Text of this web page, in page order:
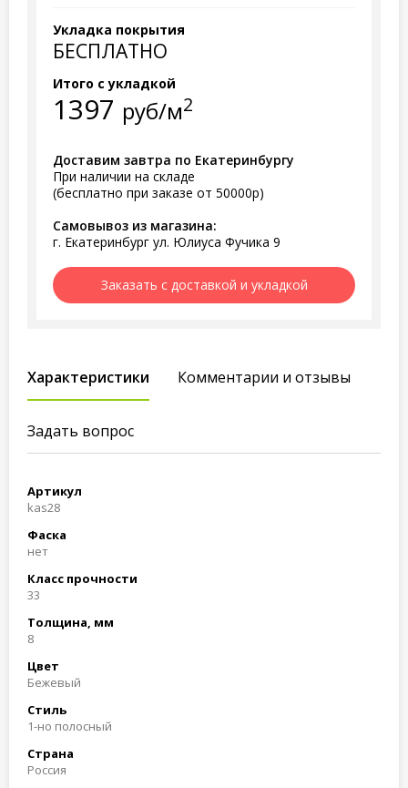
Укладка покрытия
БЕСПЛАТНО
Итого с укладкой
1397 руб/м2
Доставим завтра по Екатеринбургу
При наличии на складе
(бесплатно при заказе от 50000р)
Самовывоз из магазина:
г. Екатеринбург ул. Юлиуса Фучика 9
Заказать с доставкой и укладкой
Характеристики Комментарии и отзывы
Задать вопрос
Артикул
kas28
Фаска
нет
Класс прочности
33
Толщина, мм
8
Цвет
Бежевый
Стиль
1-но полосный
Страна
Россия